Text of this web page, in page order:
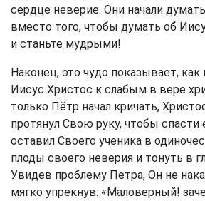
сердце неверие. Они начали
вместо того, чтобы думать об
и станьте мудрыми!
Наконец, это чудо показывает,
Иисус Христос к слабым в вере
только Пётр начал кричать,
протянул Свою руку, чтобы спасти
оставил Своего ученика в
плоды своего неверия и тонуть в
Увидев проблему Петра, Он не
мягко упрекнув: «Маловерный!